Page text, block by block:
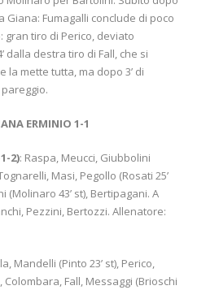
Giana: Fumagalli conclude di poco
tiro di Perico, deviato
dalla destra tiro di Fall, che si
la mette tutta, ma dopo 3’ di
ERMINIO 1-1
2): Raspa, Meucci, Giubbolini
Masi, Pegollo (Rosati 25’
(Molinaro 43’ st), Bertipagani. A
Pezzini, Bertozzi. Allenatore:
Mandelli (Pinto 23’ st), Perico,
Fall, Messaggi (Brioschi